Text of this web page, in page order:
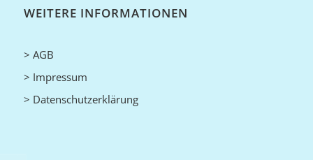
WEITERE INFORMATIONEN
> AGB
> Impressum
> Datenschutzerklärung